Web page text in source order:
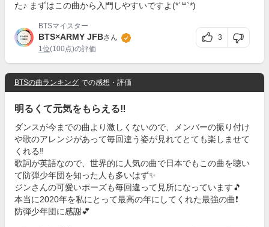
た♪ まずはこの曲から入門しやすいですよ(*´꒳`*)
BTSマイスター
BTS×ARMY JFBさん
1位(100点)の評価
3
BTSの曲ランキング での感想・評価
明るくて元気をもらえる‼️
ダンスが今までの曲より激しくないので、メンバーの振り付け
や歌のアレンジがあって毎回違う姿が見れてとても楽しませて
くれる‼️
歌詞が英語なので、世界的に人気の曲で日本でもこの曲を聴い
て防弾少年団を知った人も多いはず✨
ジンさんの可愛いポーズも毎回違って見所になっています🎵
本当に2020年を私にとって最高の年にしてくれた最強の曲❗
防弾少年団に感謝💕